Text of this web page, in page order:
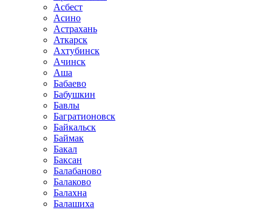
Асбест
Асино
Астрахань
Аткарск
Ахтубинск
Ачинск
Аша
Бабаево
Бабушкин
Бавлы
Багратионовск
Байкальск
Баймак
Бакал
Баксан
Балабаново
Балаково
Балахна
Балашиха